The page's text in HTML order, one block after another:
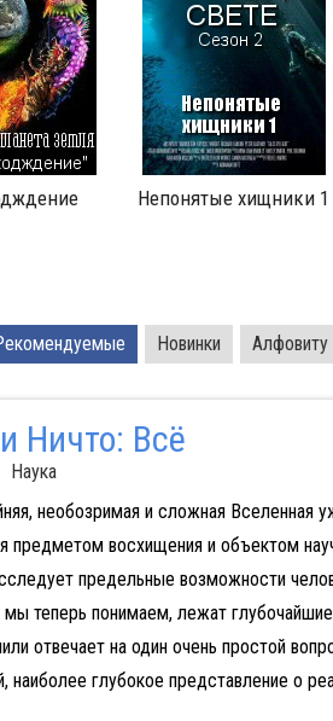
хищники 1 Жизненные циклы
Новинки Алфовиту
Ничто: Всё
необозримая и сложная Вселенная
предметом восхищения и объектом
предельные возможности
мы теперь понимаем, лежат
отвечает на один очень простой
наиболее глубокое представление о